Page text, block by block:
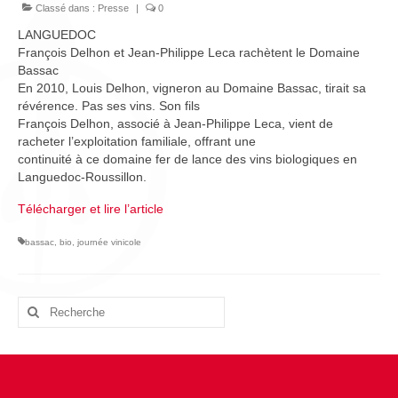
L’équipe
Presse
Contact
English
Classé dans : Presse | 0
LANGUEDOC
François Delhon et Jean-Philippe Leca rachètent le Domaine
Bassac
En 2010, Louis Delhon, vigneron au Domaine Bassac, tirait sa
révérence. Pas ses vins. Son fils
François Delhon, associé à Jean-Philippe Leca, vient de
racheter l’exploitation familiale, offrant une
continuité à ce domaine fer de lance des vins biologiques en
Languedoc-Roussillon.
Télécharger et lire l’article
bassac bio journée vinicole
Rechercher